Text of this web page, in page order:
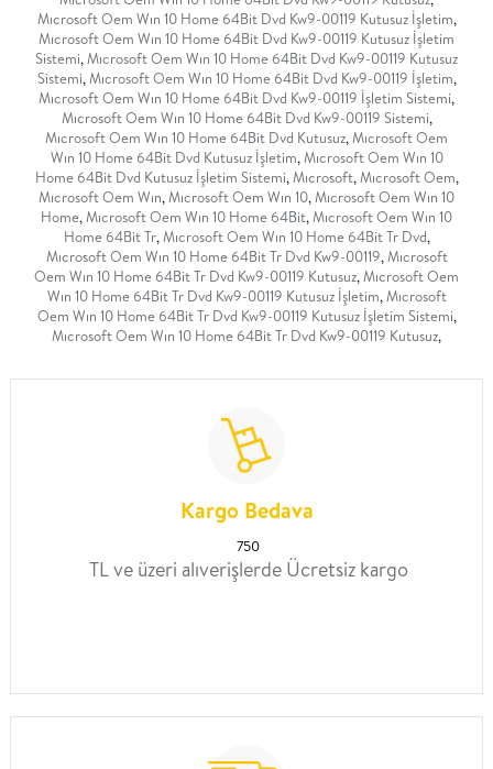
Mıcrosoft Oem Wın 10 Home 64Bit Dvd Kw9-00119 Kutusuz İşletim,
Mıcrosoft Oem Wın 10 Home 64Bit Dvd Kw9-00119 Kutusuz İşletim
Sistemi,Mıcrosoft Oem Wın 10 Home 64Bit Dvd Kw9-00119 Kutusuz
Sistemi,Mıcrosoft Oem Wın 10 Home 64Bit Dvd Kw9-00119 İşletim,
Mıcrosoft Oem Wın 10 Home 64Bit Dvd Kw9-00119 İşletim Sistemi,
Mıcrosoft Oem Wın 10 Home 64Bit Dvd Kw9-00119 Sistemi,
Mıcrosoft Oem Wın 10 Home 64Bit Dvd Kutusuz,Mıcrosoft Oem
Wın 10 Home 64Bit Dvd Kutusuz İşletim,Mıcrosoft Oem Wın 10
Home 64Bit Dvd Kutusuz İşletim Sistemi,Mıcrosoft,Mıcrosoft Oem,
Mıcrosoft Oem Wın,Mıcrosoft Oem Wın 10,Mıcrosoft Oem Wın 10
Home,Mıcrosoft Oem Wın 10 Home 64Bit,Mıcrosoft Oem Wın 10
Home 64Bit Tr,Mıcrosoft Oem Wın 10 Home 64Bit Tr Dvd,
Mıcrosoft Oem Wın 10 Home 64Bit Tr Dvd Kw9-00119,Mıcrosoft
Oem Wın 10 Home 64Bit Tr Dvd Kw9-00119 Kutusuz,Mıcrosoft Oem
Wın 10 Home 64Bit Tr Dvd Kw9-00119 Kutusuz İşletim,Mıcrosoft
Oem Wın 10 Home 64Bit Tr Dvd Kw9-00119 Kutusuz İşletim Sistemi,
Mıcrosoft Oem Wın 10 Home 64Bit Tr Dvd Kw9-00119 Kutusuz,
Kargo Bedava
750
TL ve üzeri alıverişlerde Ücretsiz kargo